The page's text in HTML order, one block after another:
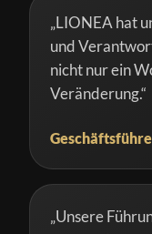
„LIONEA hat
und
nicht nur ein
Veränderung.“
„Unsere